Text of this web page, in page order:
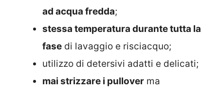
ad acqua fredda;
stessa temperatura durante tutta la
fase di lavaggio e risciacquo;
utilizzo di detersivi adatti e delicati;
mai strizzare i pullover ma